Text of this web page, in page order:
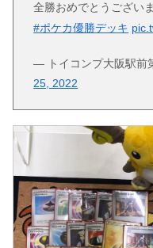
全勝おめでとうござい
#ポケカ優勝デッキ
— トイコンプ大阪駅前
25, 2022